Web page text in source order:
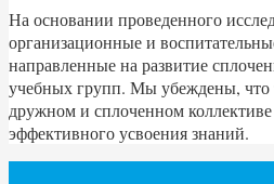
На основании проведенного
организационные и
направленные на развитие
учебных групп. Мы убеждены, что
дружном и сплоченном
эффективного усвоения знаний.